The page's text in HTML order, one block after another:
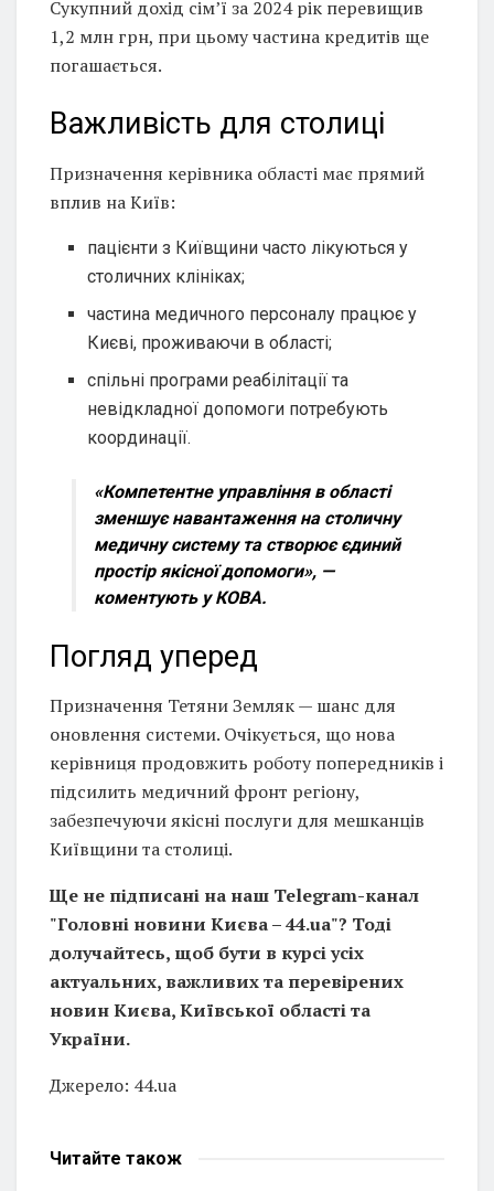
Сукупний дохід сім’ї за 2024 рік перевищив
1,2 млн грн, при цьому частина кредитів ще
погашається.
Важливість для столиці
Призначення керівника області має прямий
вплив на Київ:
пацієнти з Київщини часто лікуються у
столичних клініках;
частина медичного персоналу працює у
Києві, проживаючи в області;
спільні програми реабілітації та
невідкладної допомоги потребують
координації.
«Компетентне управління в області
зменшує навантаження на столичну
медичну систему та створює єдиний
простір якісної допомоги», —
коментують у КОВА.
Погляд уперед
Призначення Тетяни Земляк — шанс для
оновлення системи. Очікується, що нова
керівниця продовжить роботу попередників і
підсилить медичний фронт регіону,
забезпечуючи якісні послуги для мешканців
Київщини та столиці.
Ще не підписані на наш Telegram-канал
"Головні новини Києва – 44.ua"? Тоді
долучайтесь, щоб бути в курсі усіх
актуальних, важливих та перевірених
новин Києва, Київської області та
України.
Джерело: 44.ua
Читайте також